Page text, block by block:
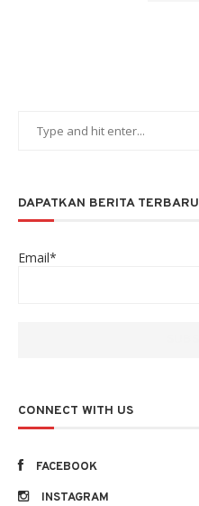
DAPATKAN BERITA TERBARU
Email*
CONNECT WITH US
FACEBOOK
INSTAGRAM